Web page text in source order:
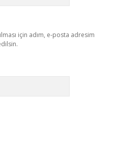
için adım, e-posta adresim